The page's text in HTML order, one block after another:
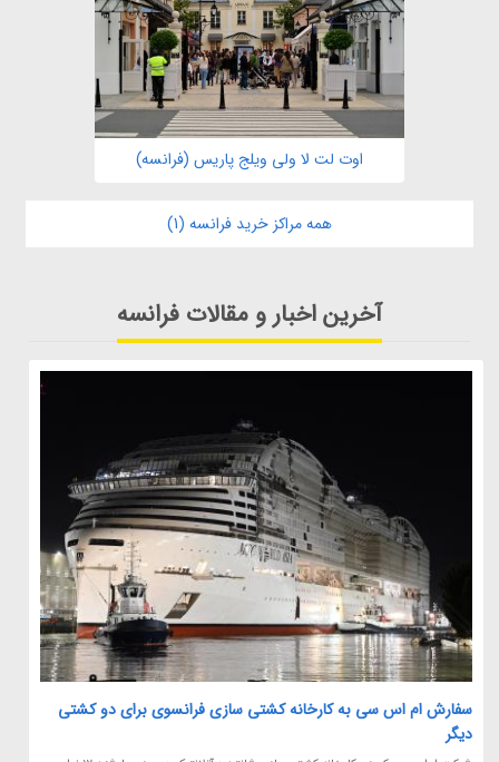
اوت لت لا ولی ویلج پاریس (فرانسه)
همه مراکز خرید فرانسه (1)
آخرین اخبار و مقالات فرانسه
سفارش ام اس سی به کارخانه کشتی سازی فرانسوی برای دو کشتی
دیگر